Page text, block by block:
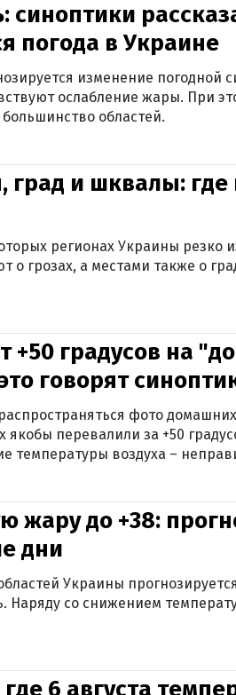
синоптики
погода в Украине
изменение погодной
ослабление жары. При
областей.
и шквалы: где
регионах Украины резко
о грозах, а местами также о
градусов на
говорят
фото
перевалили за +50
температуры воздуха –
жару до +38:
дни
Украины
Наряду со снижением
6 августа